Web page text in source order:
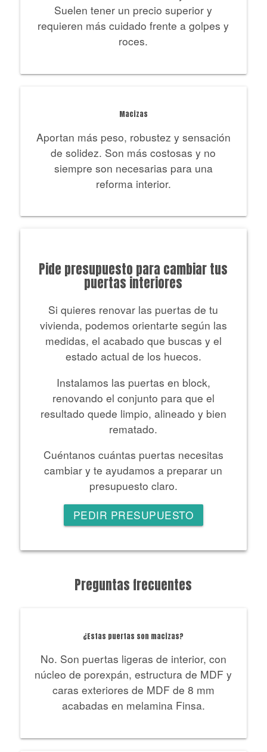
Suelen tener un precio superior y
requieren más cuidado frente a golpes y
roces.
Macizas
Aportan más peso, robustez y sensación
de solidez. Son más costosas y no
siempre son necesarias para una
reforma interior.
Pide presupuesto para cambiar tus
puertas interiores
Si quieres renovar las puertas de tu
vivienda, podemos orientarte según las
medidas, el acabado que buscas y el
estado actual de los huecos.
Instalamos las puertas en block,
renovando el conjunto para que el
resultado quede limpio, alineado y bien
rematado.
Cuéntanos cuántas puertas necesitas
cambiar y te ayudamos a preparar un
presupuesto claro.
PEDIR PRESUPUESTO
Preguntas frecuentes
¿Estas puertas son macizas?
No. Son puertas ligeras de interior, con
núcleo de porexpán, estructura de MDF y
caras exteriores de MDF de 8 mm
acabadas en melamina Finsa.